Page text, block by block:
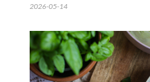
2026-05-14